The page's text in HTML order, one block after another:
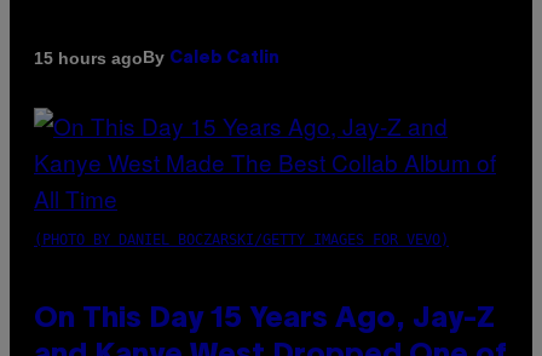
15 hours agoBy Caleb Catlin
(PHOTO BY DANIEL BOCZARSKI/GETTY IMAGES FOR VEVO)
On This Day 15 Years Ago, Jay-Z